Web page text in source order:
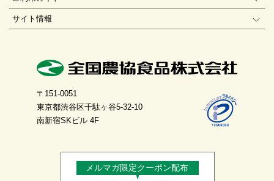
サイト情報
〒151-0051
東京都渋谷区千駄ヶ谷5-32-10
南新宿SKビル 4F
メルマガ限定クーポン配布